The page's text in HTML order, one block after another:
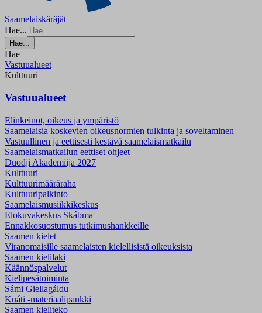
Saamelaiskäräjät
Hae...
Hae...
Hae
Vastuualueet
Kulttuuri
Vastuualueet
Elinkeinot, oikeus ja ympäristö
Saamelaisia koskevien oikeusnormien tulkinta ja soveltaminen
Vastuullinen ja eettisesti kestävä saamelaismatkailu
Saamelaismatkailun eettiset ohjeet
Duodji Akademiija 2027
Kulttuuri
Kulttuurimääräraha
Kulttuuripalkinto
Saamelaismusiikki­keskus
Elokuvakeskus Skábma
Ennakkosuostumus tutkimushankkeille
Saamen kielet
Viranomaisille saamelaisten kielellisistä oikeuksista
Saamen kielilaki
Käännöspalvelut
Kielipesätoiminta
Sámi Giellagáldu
Kuáti -materiaalipankki
Saamen kieliteko